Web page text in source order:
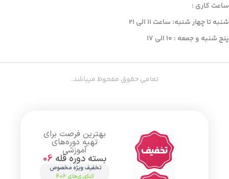
ساعت کاری :
شنبه تا چهار شنبه: ساعت 11 الی ۲۱
پنج شنبه و جمعه : ۱۰ الی ۱۷
تمامی حقوق مفحوظ میباشد.
بهترین فرصت برای
تهیه دوره‌های
آموزشی
بسته دوره قله 06
تخفیف ویژه مخصوص
کنکوری‌های 406